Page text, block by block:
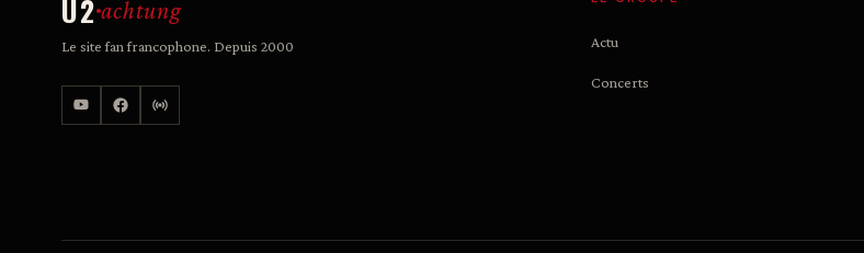
U2 achtung
Le site fan francophone. Depuis 2000 Actu
Concerts